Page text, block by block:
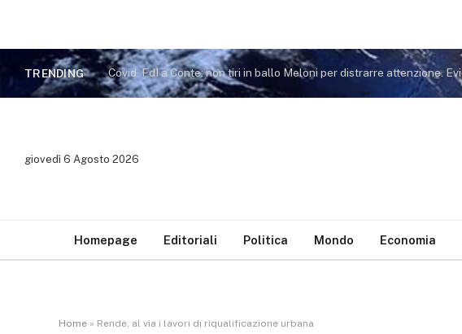
TRENDING
giovedì 6 Agosto 2026
Homepage Editoriali Politica Mondo Economia
Home » Rende, al via i lavori di riqualificazione urbana